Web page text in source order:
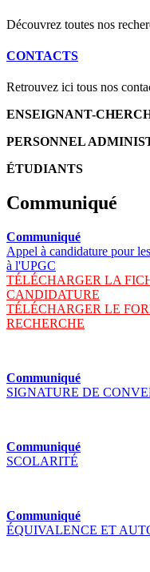
Découvrez toutes nos
CONTACTS
Retrouvez ici tous nos
ENSEIGNANT-
PERSONNEL
ÉTUDIANTS
Communiqué
Communiqué
Appel à candidature pour
à l'UPGC
TÉLÉCHARGER LA
CANDIDATURE
TÉLÉCHARGER LE
RECHERCHE
Communiqué
SIGNATURE DE
Communiqué
SCOLARITÉ
Communiqué
ÉQUIVALENCE ET